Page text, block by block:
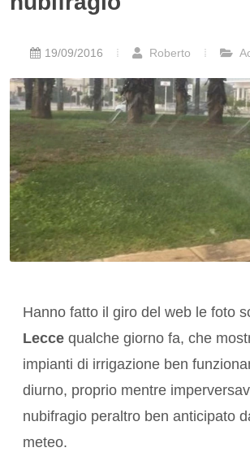
19/09/2016 Roberto
Hanno fatto il giro del web le foto
Lecce qualche giorno fa, che
impianti di irrigazione ben
diurno, proprio mentre
nubifragio peraltro ben anticipato
meteo.